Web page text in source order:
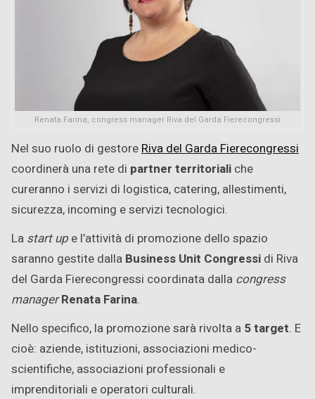
Renata Farina, congress manager Riva del Garda Fierecongressi
Nel suo ruolo di gestore Riva del Garda Fierecongressi
coordinerà una rete di partner territoriali che
cureranno i servizi di logistica, catering, allestimenti,
sicurezza, incoming e servizi tecnologici.
La start up e l’attività di promozione dello spazio
saranno gestite dalla Business Unit Congressi di Riva
del Garda Fierecongressi coordinata dalla congress
manager Renata Farina.
Nello specifico, la promozione sarà rivolta a 5 target. E
cioè: aziende, istituzioni, associazioni medico-
scientifiche, associazioni professionali e
imprenditoriali e operatori culturali.